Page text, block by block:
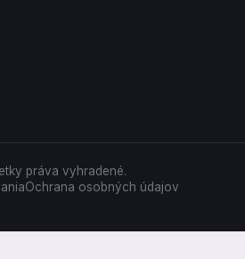
práva vyhradené.
Ochrana osobných údajov